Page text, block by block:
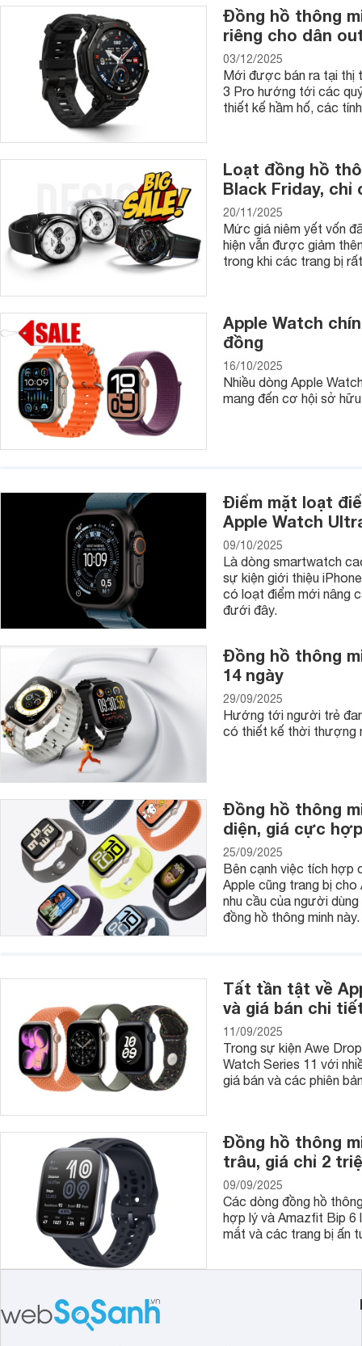
- Sử dụng chất liệu cao cấp nhất: bên cạnh các vật liệu
đặc biệt là kim cương...
Chính bởi hàng loạt các ưu điểm này, nên đồng hồ
nhân và chính trị gia. Hiện, đồng hồ Longines giá rẻ nhất
thì mức giá này là xứng đáng.
3. Các dòng đồng hồ Longines nam có mặt trên thị
Để đáp ứng nhu cầu khác nhau từ người sử dụng thì
dòng đồng hồ khác nhau, cụ thể:
- Đồng hồ nam Longines Classic: bao gồm các bộ sưu tầm
- Đồng hồ nam Longines Master Collection, the Longines
- Các dòng đồng hồ thể theo Longines: gồm các bộ sưu
- Đồng hồ Longines Heritage
Mỗi dòng đồng hồ Longines, mỗi bộ sưu tập đều những
thể tham khảo ý kiến từ người bán để chọn cho mình chiếc
Ngoài ra, người sử dụng đừng quên dùng Websosanh để
Đồng hồ thông
riêng cho dân
03/12/2025
Mới được bán ra tại thị
3 Pro hướng tới các
thiết kế hầm hố, các
Loạt đồng hồ
Black Friday, chỉ
20/11/2025
Mức giá niêm yết vốn
hiện vẫn được giảm
trong khi các trang bị
Apple Watch
đồng
16/10/2025
Nhiều dòng Apple
mang đến cơ hội sở
Điểm mặt loạt
Apple Watch
09/10/2025
Là dòng smartwatch
sự kiện giới thiệu
có loạt điểm mới nâng
đưới đây.
Đồng hồ thông
14 ngày
29/09/2025
Hướng tới người trẻ
có thiết kế thời thượng
Đồng hồ thông
diện, giá cực
25/09/2025
Bên cạnh việc tích hợp
Apple cũng trang bị
nhu cầu của người
đồng hồ thông minh này.
Tất tần tật về
và giá bán chi
11/09/2025
Trong sự kiện Awe
Watch Series 11 với
giá bán và các phiên
Đồng hồ thông
trâu, giá chỉ 2
09/09/2025
Các dòng đồng hồ
hợp lý và Amazfit Bip 6
mắt và các trang bị ấn